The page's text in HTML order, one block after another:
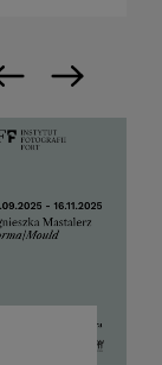
Poprzedni slajd
Następny